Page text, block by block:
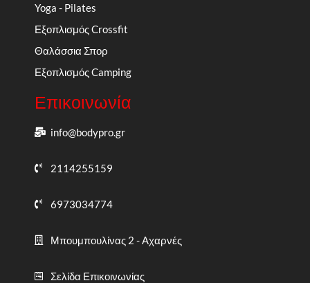
Yoga - Pilates
Εξοπλισμός Crossfit
Θαλάσσια Σπορ
Εξοπλισμός Camping
Επικοινωνία
info@bodypro.gr
2114255159
6973034774
Μπουμπουλίνας 2 - Αχαρνές
Σελίδα Επικοινωνίας